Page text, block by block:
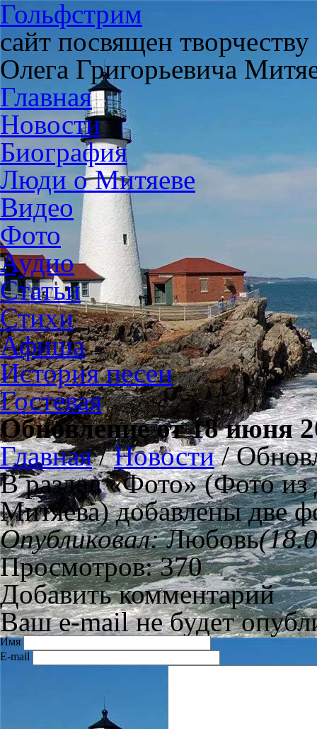
Гольфстрим
сайт посвящен
Олега Григорьевича
Главная
Новости
Биография
Люди о Митяеве
Видео
Фото
Аудио
Статьи
Стихи
Афиша
История песен
Гостевая
Обновление от 18 июня
Главная/Новости/
В раздел «Фото» (Фото из
Митяева) добавлены две
Опубликовал:Любовь
Просмотров: 370
Добавить комментарий
Ваш e-mail не будет
Имя
E-mail